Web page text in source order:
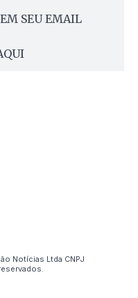
SEU EMAIL
Notícias Ltda CNPJ